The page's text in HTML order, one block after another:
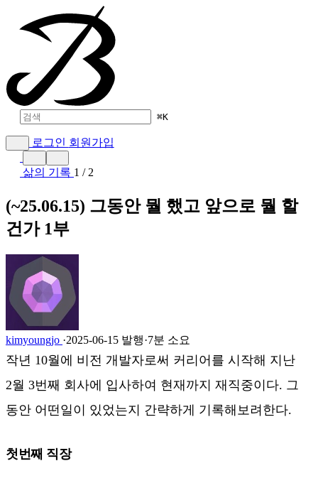
⌘K
로그인 회원가입
삶의 기록 1 / 2
(~25.06.15) 그동안 뭘 했고 앞으로 뭘 할
건가 1부
kimyoungjo ·2025-06-15 발행·7분 소요
작년 10월에 비전 개발자로써 커리어를 시작해 지난
2월 3번째 회사에 입사하여 현재까지 재직중이다. 그
동안 어떤일이 있었는지 간략하게 기록해보려한다.
첫번째 직장